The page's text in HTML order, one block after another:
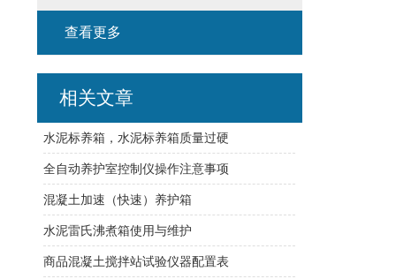
查看更多
相关文章
水泥标养箱，水泥标养箱质量过硬
全自动养护室控制仪操作注意事项
混凝土加速（快速）养护箱
水泥雷氏沸煮箱使用与维护
商品混凝土搅拌站试验仪器配置表